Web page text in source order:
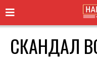
СКАНДАЛ